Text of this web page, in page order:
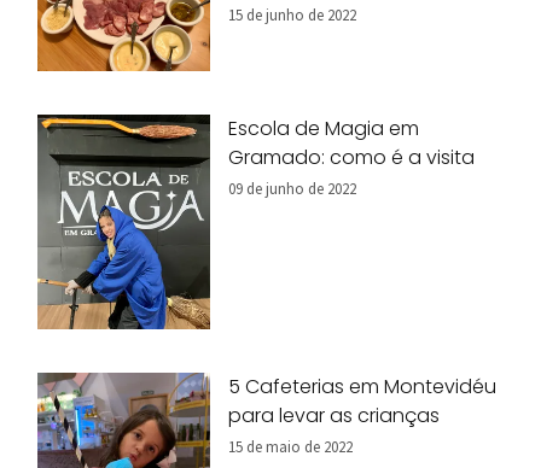
15 de junho de 2022
Escola de Magia em
Gramado: como é a visita
09 de junho de 2022
5 Cafeterias em Montevidéu
para levar as crianças
15 de maio de 2022